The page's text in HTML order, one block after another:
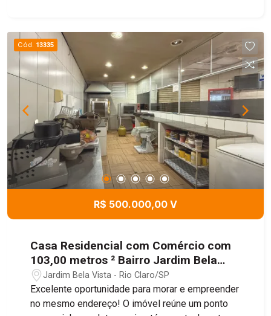
Cód. 13335
R$ 500.000,00 V
Casa Residencial com Comércio com
103,00 metros ² Bairro Jardim Bela
Vista
Jardim Bela Vista - Rio Claro/SP
Excelente oportunidade para morar e empreender
no mesmo endereço! O imóvel reúne um ponto